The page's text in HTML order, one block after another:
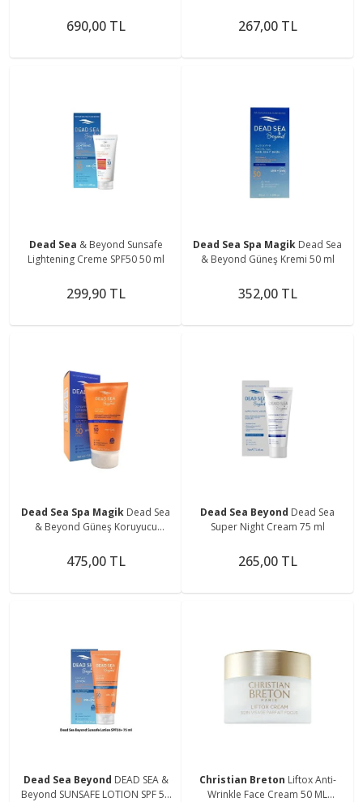
690,00 TL 267,00 TL
Dead Sea & Beyond Sunsafe
Lightening Creme SPF50 50 ml
299,90 TL
Dead Sea Spa Magik Dead Sea
& Beyond Güneş Kremi 50 ml
352,00 TL
Dead Sea Spa Magik Dead Sea
& Beyond Güneş Koruyucu
475,00 TL
Dead Sea Beyond Dead Sea
Super Night Cream 75 ml
265,00 TL
Dead Sea Beyond DEAD SEA &
Beyond SUNSAFE LOTION SPF 50
Christian Breton Liftox Anti-
Wrinkle Face Cream 50 ML